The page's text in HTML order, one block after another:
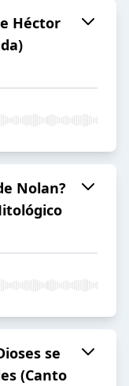
Héctor
Nolan?
se
(Canto